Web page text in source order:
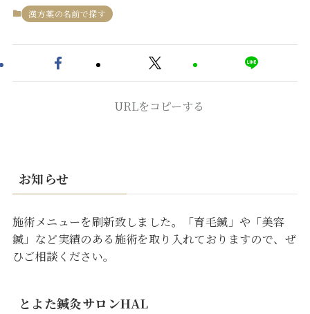
漢方薬の名前で探す
URLをコピーする
お知らせ
施術メニューを刷新致しました。「育毛鍼」や「美容
鍼」など実績のある施術を取り入れておりますので、ぜ
ひご相談ください。
とよた鍼灸サロンHAL